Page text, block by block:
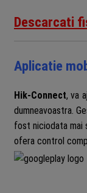
Descarcati
Aplicatie
Hik-Connect, va
dumneavoastra.
fost niciodata mai
ofera control